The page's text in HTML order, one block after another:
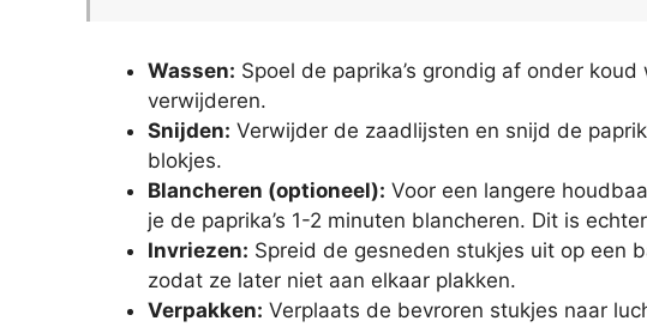
Wassen: Spoel de paprika’s grondig af onder
verwijderen.
Snijden: Verwijder de zaadlijsten en snijd de
blokjes.
Blancheren (optioneel): Voor een langere
je de paprika’s 1-2 minuten blancheren. Dit is
Invriezen: Spreid de gesneden stukjes uit op een
zodat ze later niet aan elkaar plakken.
Verpakken: Verplaats de bevroren stukjes naar